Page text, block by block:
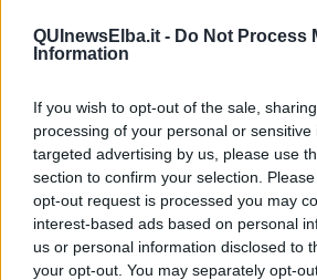
QUInewsElba.it - Do Not Process
Information
If you wish to opt-out of the sale,
processing of your personal or
targeted advertising by us, please use
section to confirm your selection.
opt-out request is processed you may
interest-based ads based on personal
us or personal information disclosed to
your opt-out. You may separately opt-
6-10!! (forza il guadagno di una pedina)
27-23; 13-18! NV; se 21-18; 17-21!; 26x17;
17x10; 05x30 NV)10x19